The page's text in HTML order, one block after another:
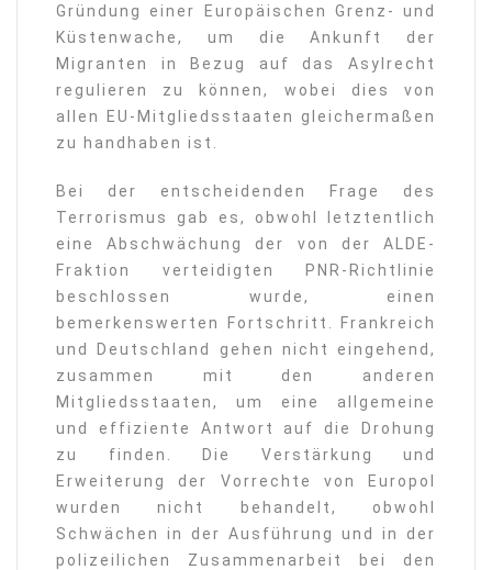
Gründung einer Europäischen Grenz- und
Küstenwache, um die Ankunft der
Migranten in Bezug auf das Asylrecht
regulieren zu können, wobei dies von
allen EU-Mitgliedsstaaten gleichermaßen
zu handhaben ist.
Bei der entscheidenden Frage des
Terrorismus gab es, obwohl letztentlich
eine Abschwächung der von der ALDE-
Fraktion verteidigten PNR-Richtlinie
beschlossen wurde, einen
bemerkenswerten Fortschritt. Frankreich
und Deutschland gehen nicht eingehend,
zusammen mit den anderen
Mitgliedsstaaten, um eine allgemeine
und effiziente Antwort auf die Drohung
zu finden. Die Verstärkung und
Erweiterung der Vorrechte von Europol
wurden nicht behandelt, obwohl
Schwächen in der Ausführung und in der
polizeilichen Zusammenarbeit bei den